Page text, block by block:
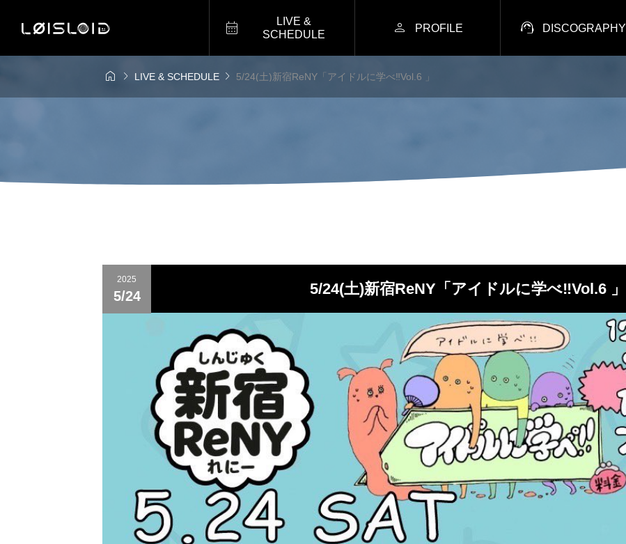

LIVE &
SCHEDULE
 PROFILE  DISCOGRAPHY
  LIVE & SCHEDULE  5/24(土)新宿ReNY「アイドルに学べ‼︎Vol.6 」
2025
5/24 5/24(土)新宿ReNY「アイドルに学べ‼︎Vol.6 」